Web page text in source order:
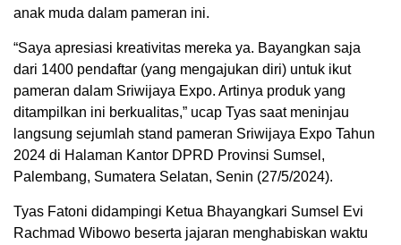
anak muda dalam pameran ini.
“Saya apresiasi kreativitas mereka ya. Bayangkan saja
dari 1400 pendaftar (yang mengajukan diri) untuk ikut
pameran dalam Sriwijaya Expo. Artinya produk yang
ditampilkan ini berkualitas,” ucap Tyas saat meninjau
langsung sejumlah stand pameran Sriwijaya Expo Tahun
2024 di Halaman Kantor DPRD Provinsi Sumsel,
Palembang, Sumatera Selatan, Senin (27/5/2024).
Tyas Fatoni didampingi Ketua Bhayangkari Sumsel Evi
Rachmad Wibowo beserta jajaran menghabiskan waktu